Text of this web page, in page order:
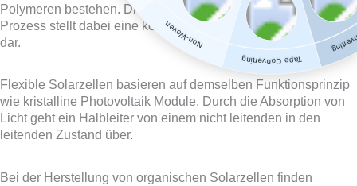
Tape Converting
Non-Woven
Polymeren bestehen. Die Produktion in einem Rolle-zu-Rolle-
Prozess stellt dabei eine kostengünstige Schlüsseltechnologie
dar.
Flexible Solarzellen basieren auf demselben Funktionsprinzip
wie kristalline Photovoltaik Module. Durch die Absorption von
Licht geht ein Halbleiter von einem nicht leitenden in den
leitenden Zustand über.
Bei der Herstellung von organischen Solarzellen finden